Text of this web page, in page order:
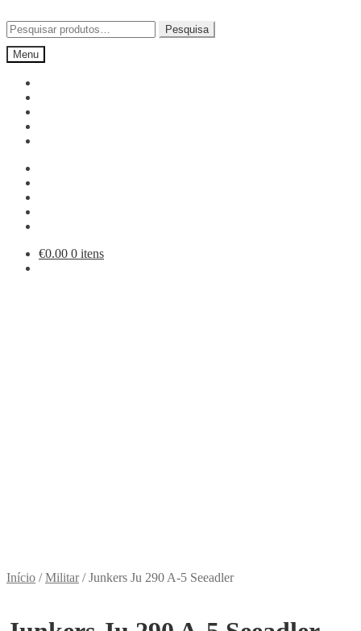
para
a
navegação
para
o
conteúdo
Pesquisar
por:
Pesquisa
Menu
€0.00 0 itens
Início /Militar/Junkers Ju 290 A-5 Seeadler